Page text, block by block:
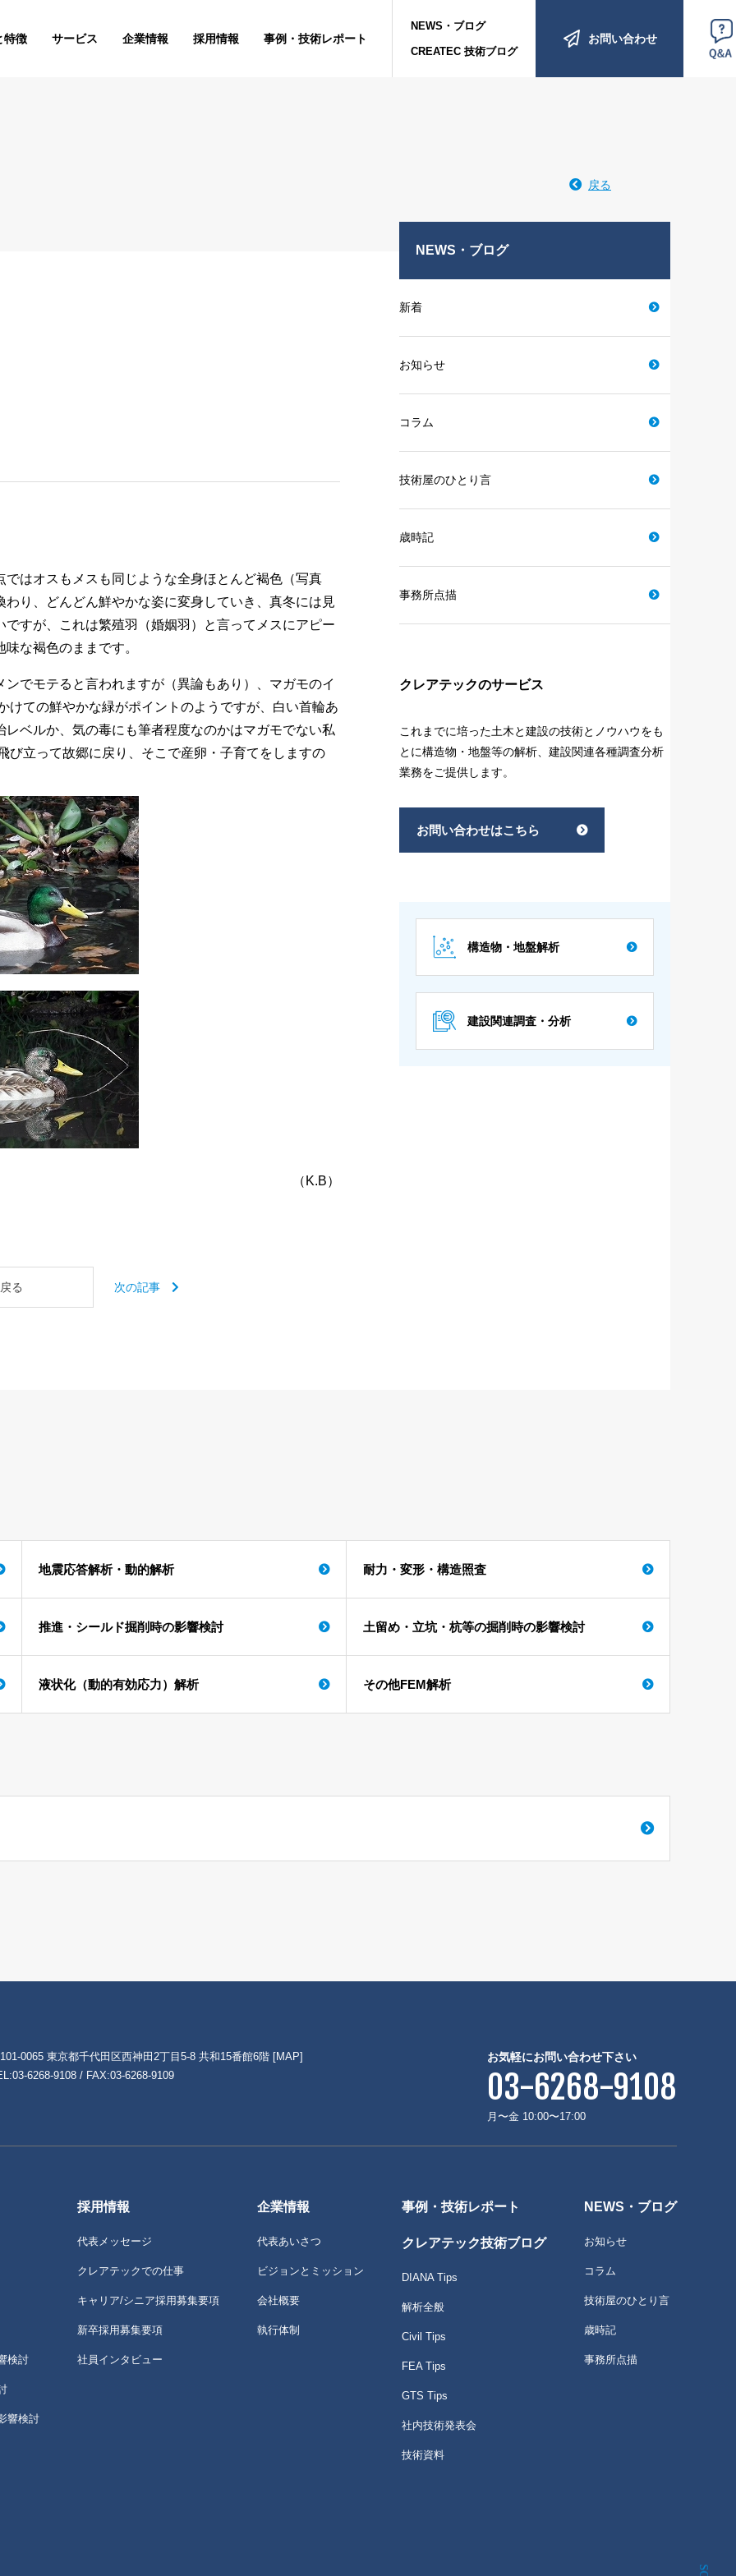
特徴 サービス 企業情報 採用情報 事例・技術レポート
NEWS・ブログ
CREATEC 技術ブログ
お問い合わせ Q&A
戻る
はオスもメスも同じような全身ほとんど褐色（写真
り、どんどん鮮やかな姿に変身していき、真冬には見
すが、これは繁殖羽（婚姻羽）と言ってメスにアピー
な褐色のままです。
でモテると言われますが（異論もあり）、マガモのイ
ての鮮やかな緑がポイントのようですが、白い首輪あ
ベルか、気の毒にも筆者程度なのかはマガモでない私
び立って故郷に戻り、そこで産卵・子育てをしますの
（K.B）
戻る 次の記事
NEWS・ブログ
新着
お知らせ
コラム
技術屋のひとり言
歳時記
事務所点描
クレアテックのサービス
これまでに培った土木と建設の技術とノウハウをも
とに構造物・地盤等の解析、建設関連各種調査分析
業務をご提供します。
お問い合わせはこちら
構造物・地盤解析
建設関連調査・分析
地震応答解析・動的解析 耐力・変形・構造照査
推進・シールド掘削時の影響検討 土留め・立坑・杭等の掘削時の影響検討
液状化（動的有効応力）解析 その他FEM解析
0065 東京都千代田区西神田2丁目5-8 共和15番館6階 [MAP]
03-6268-9108 / FAX:03-6268-9109
お気軽にお問い合わせ下さい
03-6268-9108
月〜金 10:00〜17:00
検討
響検討
採用情報
代表メッセージ
クレアテックでの仕事
キャリア/シニア採用募集要項
新卒採用募集要項
社員インタビュー
企業情報
代表あいさつ
ビジョンとミッション
会社概要
執行体制
事例・技術レポート
クレアテック技術ブログ
DIANA Tips
解析全般
Civil Tips
FEA Tips
GTS Tips
社内技術発表会
技術資料
NEWS・ブログ
お知らせ
コラム
技術屋のひとり言
歳時記
事務所点描